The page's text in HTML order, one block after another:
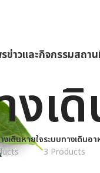
ข่าวและกิจกรรมสถา
งเ
งเดินหายใจระบบทางเดินอา
3 Products